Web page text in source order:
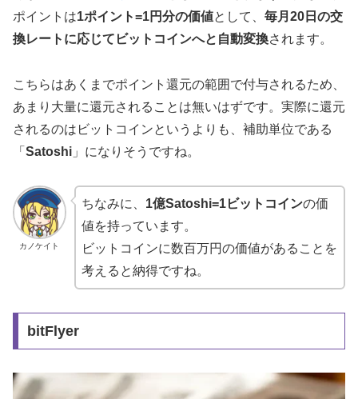
ポイントは1ポイント=1円分の価値として、 毎月20日の交
換レートに応じてビットコインへと自動変換されます。
こちらはあくまでポイント還元の範囲で付与されるため、
あまり大量に還元されることは無いはずです。実際に還元
されるのはビットコインというよりも、補助単位である
「 Satoshi 」になりそうですね。
カノケイト
ちなみに、 1億Satoshi=1ビットコインの価
値を持っています。
ビットコインに数百万円の価値があることを
考えると納得ですね。
bitFlyer